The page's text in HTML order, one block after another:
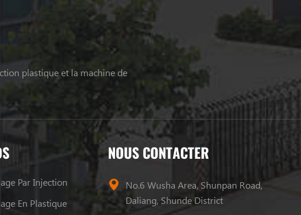
plastique et la machine de
Par Injection
En Plastique
NOUS CONTACTER
No.6 Wusha Area, Shunpan Road,
Daliang, Shunde District